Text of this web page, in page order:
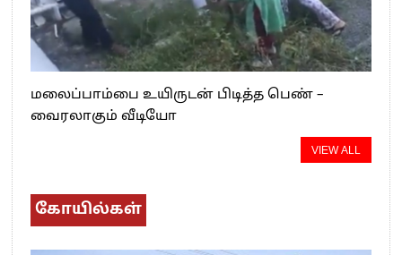
மலைப்பாம்பை உயிருடன் பிடித்த பெண் –
வைரலாகும் வீடியோ
VIEW ALL
கோயில்கள்